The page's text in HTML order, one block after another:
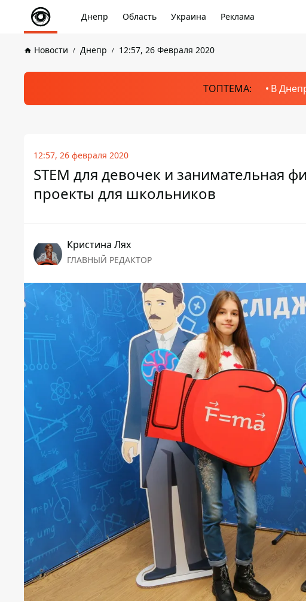
Днепр Область Украина Реклама
Новости Днепр 12:57, 26 Февраля 2020
ТОПТЕМА: В
12:57, 26 февраля 2020
STEM для девочек и занимательная
проекты для школьников
Кристина Лях
ГЛАВНЫЙ РЕДАКТОР